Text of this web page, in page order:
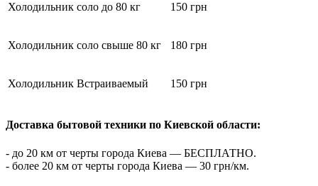
Холодильник соло до 80 кг 150 грн
Холодильник соло свыше 80 кг 180 грн
Холодильник Встраиваемый 150 грн
Доставка бытовой техники по Киевской области:
- до 20 км от черты города Киева — БЕСПЛАТНО.
- более 20 км от черты города Киева — 30 грн/км.